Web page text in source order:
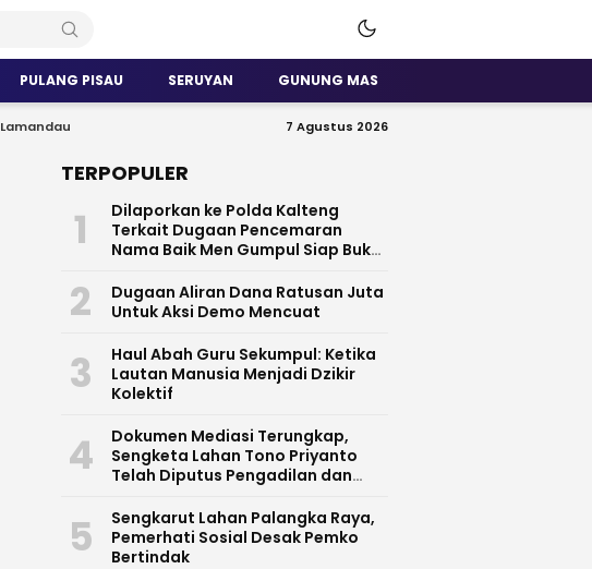
PULANG PISAU SERUYAN GUNUNG MAS
Lamandau 7 Agustus 2026
TERPOPULER
1
Dilaporkan ke Polda Kalteng
Terkait Dugaan Pencemaran
Nama Baik Men Gumpul Siap Buka
2
Dugaan Aliran Dana Ratusan Juta
Untuk Aksi Demo Mencuat
3
Haul Abah Guru Sekumpul: Ketika
Lautan Manusia Menjadi Dzikir
Kolektif
4
​Dokumen Mediasi Terungkap,
Sengketa Lahan Tono Priyanto
Telah Diputus Pengadilan dan
5
Sengkarut Lahan Palangka Raya,
Pemerhati Sosial Desak Pemko
Bertindak